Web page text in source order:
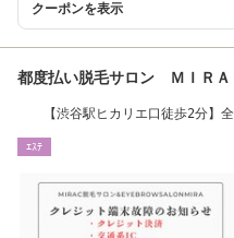
クーポンを表示
都度払い脱毛サロン ＭＩＲＡ
【渋谷駅ヒカリエ口徒歩2分】
ｴｽﾃ